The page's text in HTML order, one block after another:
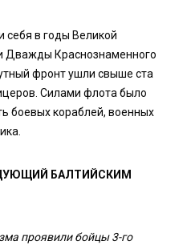
себя в годы Великой
Дважды Краснознаменного
фронт ушли свыше ста
Силами флота было
боевых кораблей, военных
БАЛТИЙСКИМ
проявили бойцы 3-го